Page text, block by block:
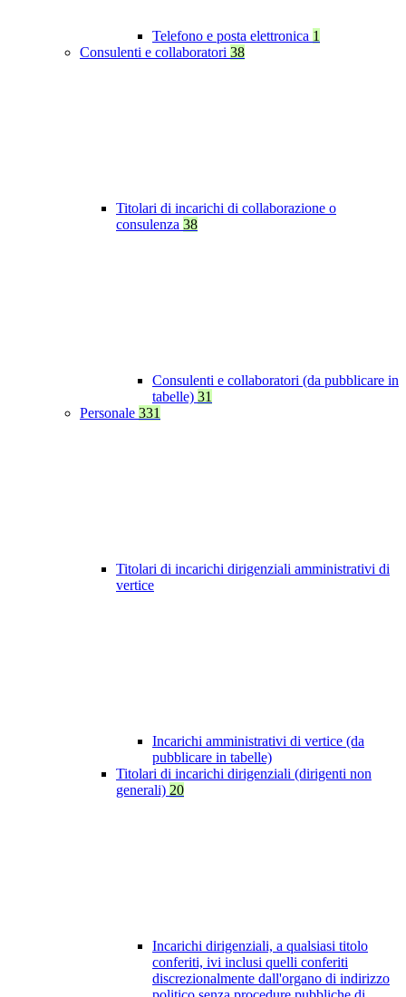
Telefono e posta elettronica 1
Consulenti e collaboratori 38
Titolari di incarichi di collaborazione o
consulenza 38
Consulenti e collaboratori (da pubblicare in
tabelle) 31
Personale 331
Titolari di incarichi dirigenziali amministrativi di
vertice
Incarichi amministrativi di vertice (da
pubblicare in tabelle)
Titolari di incarichi dirigenziali (dirigenti non
generali) 20
Incarichi dirigenziali, a qualsiasi titolo
conferiti, ivi inclusi quelli conferiti
discrezionalmente dall'organo di indirizzo